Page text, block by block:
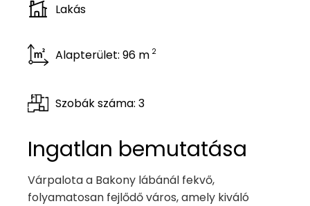
Lakás
Alapterület: 96 m 2
Szobák száma: 3
Ingatlan bemutatása
Várpalota a Bakony lábánál fekvő,
folyamatosan fejlődő város, amely kiváló